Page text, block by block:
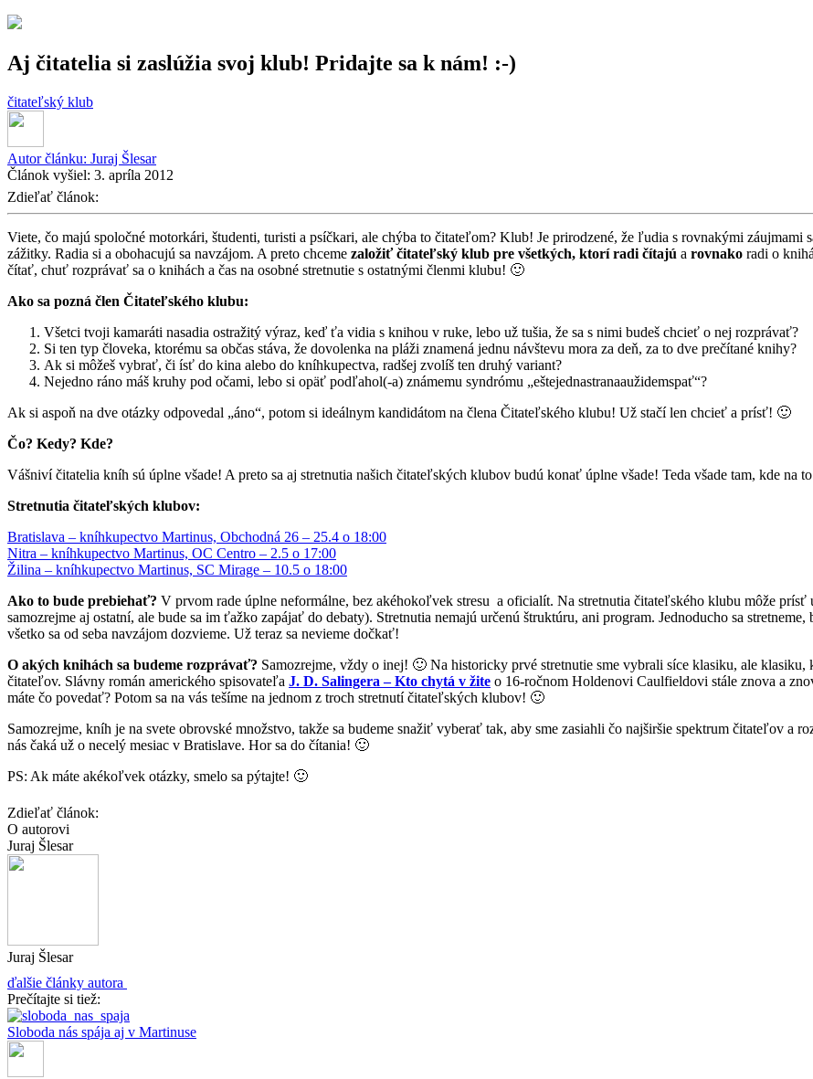
Aj čitatelia si zaslúžia svoj klub! Pridajte sa k nám! :-)
čitateľský klub
Autor článku: Juraj Šlesar
Článok vyšiel: 3. apríla 2012
Zdieľať článok:
Viete, čo majú spoločné motorkári, študenti, turisti a psíčkari, ale chýba to čitateľom? Klub! Je prirodzené, že ľudia s rovnakými záujmami
zážitky. Radia si a obohacujú sa navzájom. A preto chceme založiť čitateľský klub pre všetkých, ktorí radi čítajú a rovnako radi o
čítať, chuť rozprávať sa o knihách a čas na osobné stretnutie s ostatnými členmi klubu! 🙂
Ako sa pozná člen Čitateľského klubu:
Všetci tvoji kamaráti nasadia ostražitý výraz, keď ťa vidia s knihou v ruke, lebo už tušia, že sa s nimi budeš chcieť o nej rozprávať?
Si ten typ človeka, ktorému sa občas stáva, že dovolenka na pláži znamená jednu návštevu mora za deň, za to dve prečítané knihy?
Ak si môžeš vybrať, či ísť do kina alebo do kníhkupectva, radšej zvolíš ten druhý variant?
Nejedno ráno máš kruhy pod očami, lebo si opäť podľahol(-a) známemu syndrómu „eštejednastranaaužidemspať“?
Ak si aspoň na dve otázky odpovedal „áno“, potom si ideálnym kandidátom na člena Čitateľského klubu! Už stačí len chcieť a prísť! 🙂
Čo? Kedy? Kde?
Vášniví čitatelia kníh sú úplne všade! A preto sa aj stretnutia našich čitateľských klubov budú konať úplne všade! Teda všade tam, kde na
Stretnutia čitateľských klubov:
Bratislava – kníhkupectvo Martinus, Obchodná 26 – 25.4 o 18:00
Nitra – kníhkupectvo Martinus, OC Centro – 2.5 o 17:00
Žilina – kníhkupectvo Martinus, SC Mirage – 10.5 o 18:00
Ako to bude prebiehať? V prvom rade úplne neformálne, bez akéhokoľvek stresu a oficialít. Na stretnutia čitateľského klubu môže
samozrejme aj ostatní, ale bude sa im ťažko zapájať do debaty). Stretnutia nemajú určenú štruktúru, ani program. Jednoducho sa
všetko sa od seba navzájom dozvieme. Už teraz sa nevieme dočkať!
O akých knihách sa budeme rozprávať? Samozrejme, vždy o inej! 🙂 Na historicky prvé stretnutie sme vybrali síce klasiku, ale
čitateľov. Slávny román amerického spisovateľa J. D. Salingera – Kto chytá v žite o 16-ročnom Holdenovi Caulfieldovi stále znova a
máte čo povedať? Potom sa na vás tešíme na jednom z troch stretnutí čitateľských klubov! 🙂
Samozrejme, kníh je na svete obrovské množstvo, takže sa budeme snažiť vyberať tak, aby sme zasiahli čo najširšie spektrum čitateľov a
nás čaká už o necelý mesiac v Bratislave. Hor sa do čítania! 🙂
PS: Ak máte akékoľvek otázky, smelo sa pýtajte! 🙂
Zdieľať článok:
O autorovi
Juraj Šlesar
Juraj Šlesar
ďalšie články autora
Prečítajte si tiež:
Sloboda nás spája aj v Martinuse